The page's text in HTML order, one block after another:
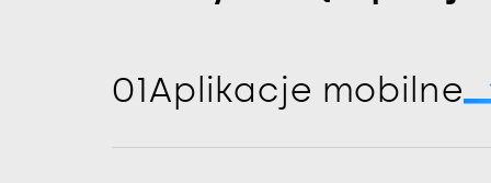
01 Aplikacje mobilne